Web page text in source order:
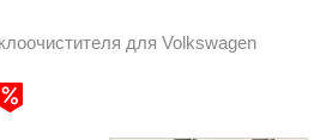
для Volkswagen